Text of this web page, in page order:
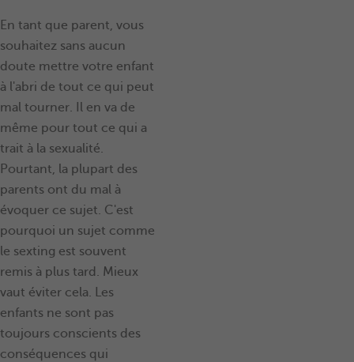
En tant que parent, vous
souhaitez sans aucun
doute mettre votre enfant
à l'abri de tout ce qui peut
mal tourner. Il en va de
même pour tout ce qui a
trait à la sexualité.
Pourtant, la plupart des
parents ont du mal à
évoquer ce sujet. C'est
pourquoi un sujet comme
le sexting est souvent
remis à plus tard. Mieux
vaut éviter cela. Les
enfants ne sont pas
toujours conscients des
conséquences qui